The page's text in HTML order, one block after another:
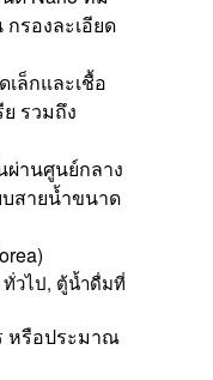
รองละเอียด
ล็กและเชื้อ
รวมถึง
ผ่านศูนย์กลาง
บสายน้ำขนาด
ทั่วไป, ตู้น้ำดื่มที่
หรือประมาณ